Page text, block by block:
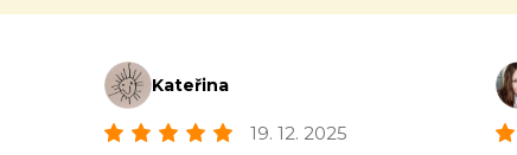
Kateřina
19. 12. 2025